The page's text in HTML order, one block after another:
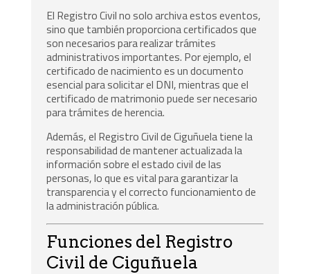
El Registro Civil no solo archiva estos eventos,
sino que también proporciona certificados que
son necesarios para realizar trámites
administrativos importantes. Por ejemplo, el
certificado de nacimiento es un documento
esencial para solicitar el DNI, mientras que el
certificado de matrimonio puede ser necesario
para trámites de herencia.
Además, el Registro Civil de Ciguñuela tiene la
responsabilidad de mantener actualizada la
información sobre el estado civil de las
personas, lo que es vital para garantizar la
transparencia y el correcto funcionamiento de
la administración pública.
Funciones del Registro
Civil de Ciguñuela